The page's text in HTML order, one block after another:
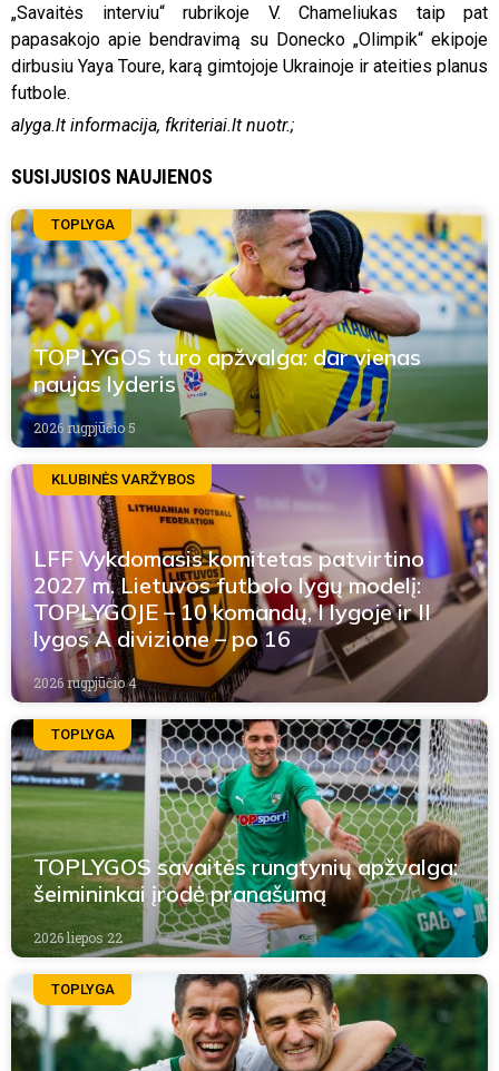
„Savaitės interviu“ rubrikoje V. Chameliukas taip pat
papasakojo apie bendravimą su Donecko „Olimpik“ ekipoje
dirbusiu Yaya Toure, karą gimtojoje Ukrainoje ir ateities planus
futbole.
alyga.lt informacija, fkriteriai.lt nuotr.;
SUSIJUSIOS NAUJIENOS
TOPLYGA
TOPLYGOS turo apžvalga: dar vienas
naujas lyderis
2026 rugpjūčio 5
KLUBINĖS VARŽYBOS
LFF Vykdomasis komitetas patvirtino
2027 m. Lietuvos futbolo lygų modelį:
TOPLYGOJE – 10 komandų, I lygoje ir II
lygos A divizione – po 16
2026 rugpjūčio 4
TOPLYGA
TOPLYGOS savaitės rungtynių apžvalga:
šeimininkai įrodė pranašumą
2026 liepos 22
TOPLYGA